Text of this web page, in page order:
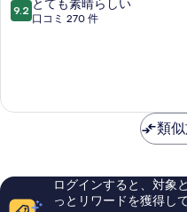
ゾ
段
も
し
9.2 とても素晴らしい
口コミ 270 件
類
ログインすると、対象
っとリワードを獲得し